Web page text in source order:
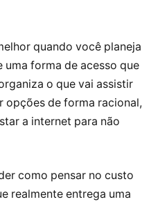
quando você planeja
forma de acesso que
o que vai assistir
opções de forma racional,
a internet para não
como pensar no custo
realmente entrega uma